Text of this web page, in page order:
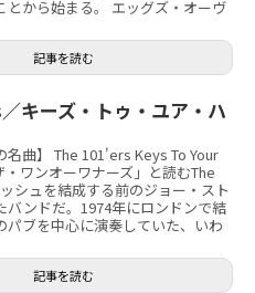
とから始まる。 エッグズ・オーヴ
記事を読む
キーズ・トゥ・ユア・ハ
名曲】 The 101'ers Keys To Your
ワンオーワナーズ」と読むThe
シュを結成する前のジョー・スト
バンドだ。1974年にロンドンで結
パブを中心に演奏していた、いわ
記事を読む